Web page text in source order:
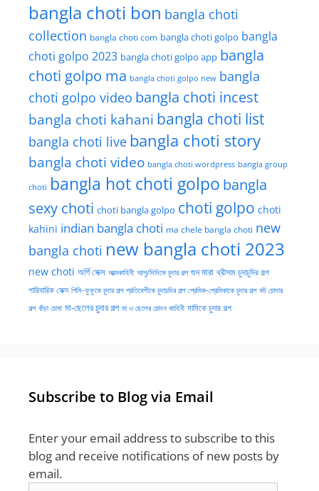
bangla choti bon bangla choti
collection bangla choti com bangla choti golpo bangla
choti golpo 2023 bangla choti golpo app bangla
choti golpo ma bangla choti golpo new bangla
choti golpo video bangla choti incest
bangla choti kahani bangla choti list
bangla choti live bangla choti story
bangla choti video bangla choti wordpress bangla group
choti bangla hot choti golpo bangla
sexy choti choti bangla golpo choti golpo choti
kahini indian bangla choti ma chele bangla choti new
bangla choti new bangla choti 2023
new choti অর্গি সেক্স আত্মকাহিনী আপু/দিদিকে চুদার গল্প গুদ মারা থ্রীসাম চুদাচুদির গল্প
পারিবারিক সেক্স পিসি-ফুফুকে চুদার গল্প প্রতিবেশীকে চুদাচদির গল্প প্রেমিক-প্রেমিকাকে চুদার গল্প বউ চোদার
গল্প বাঁড়া চোষা মা-ছেলের চুদার গল্প মা ও ছেলের চোদন কাহিনী মামিকে চুদার গল্প
Subscribe to Blog via Email
Enter your email address to subscribe to this
blog and receive notifications of new posts by
email.